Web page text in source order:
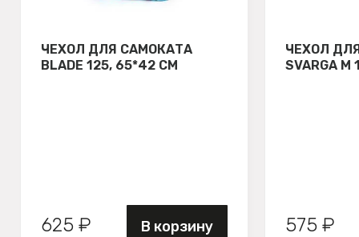
ЧЕХОЛ ДЛЯ САМОКАТА
BLADE 125, 65*42 СМ
625 ₽ В корзину
ЧЕХОЛ
SVARGA М
575 ₽